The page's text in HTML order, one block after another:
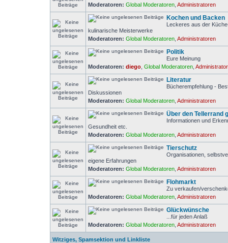
Moderatoren: Global Moderatoren Administratoren
Kochen und Backen
Leckeres aus der
kulinarische Meisterwerke
Moderatoren: Global Moderatoren Administratoren
Politik
Eure Meinung
Moderatoren: diego Global Moderatoren
Literatur
Bücherempfehlung -
Diskussionen
Moderatoren: Global Moderatoren Administratoren
Über den Tellerrand
Informationen und
Gesundheit etc.
Moderatoren: Global Moderatoren Administratoren
Tierschutz
Organisationen,
eigene Erfahrungen
Moderatoren: Global Moderatoren Administratoren
Flohmarkt
Zu verkaufen/
Moderatoren: Global Moderatoren Administratoren
Glückwünsche
...für jeden Anlaß
Moderatoren: Global Moderatoren Administratoren
Witziges, Spamsektion und Linkliste